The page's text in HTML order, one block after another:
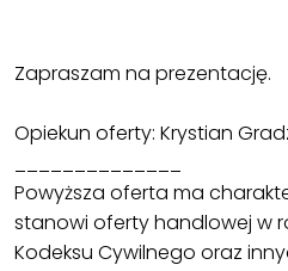
Zapraszam na prezentację.
Opiekun oferty: Krystian
Powyższa oferta ma
stanowi oferty handlowej w
Kodeksu Cywilnego oraz